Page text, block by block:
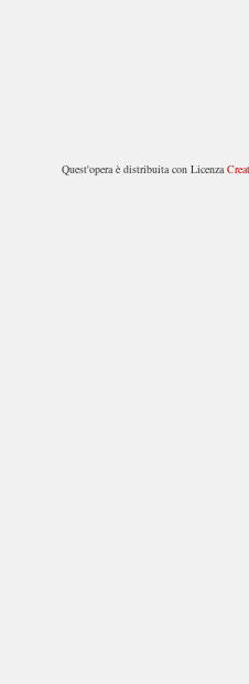
Quest'opera è distribuita con Licenza